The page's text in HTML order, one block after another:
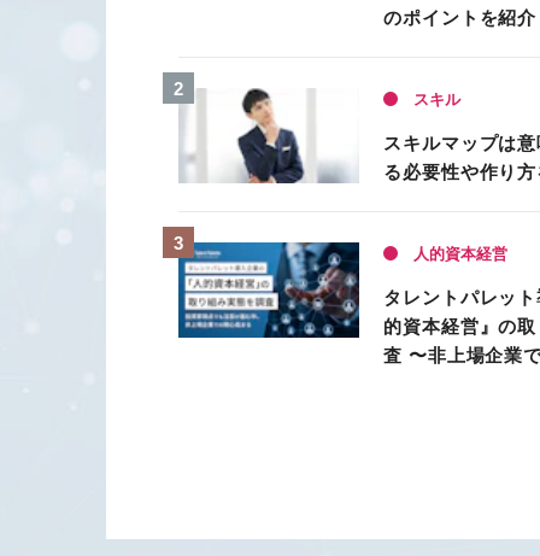
のポイントを紹介
スキル
スキルマップは
る必要性や作り
人的資本経営
タレントパレッ
的資本経営』の
査 〜非上場企業